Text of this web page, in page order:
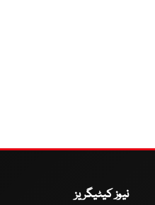
نیوز کیٹیگریز